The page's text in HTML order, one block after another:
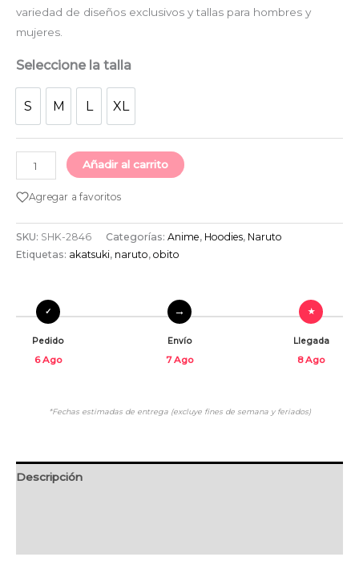
variedad de diseños exclusivos y tallas para hombres y
mujeres.
Seleccione la talla
S M L XL
Añadir al carrito
Agregar a favoritos
SKU: SHK-2846 Categorías: Anime, Hoodies, Naruto
Etiquetas: akatsuki, naruto, obito
Pedido
6 Ago
Envío
7 Ago
Llegada
8 Ago
*Fechas estimadas de entrega (excluye fines de semana y feriados)
Descripción